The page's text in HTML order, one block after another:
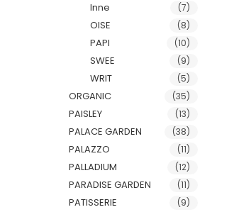
Inne (7)
OISE (8)
PAPI (10)
SWEE (9)
WRIT (5)
ORGANIC (35)
PAISLEY (13)
PALACE GARDEN (38)
PALAZZO (11)
PALLADIUM (12)
PARADISE GARDEN (11)
PATISSERIE (9)